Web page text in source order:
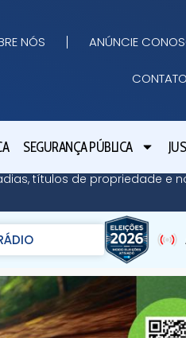
NÓS ANÚNCIE
CONTATO
SEGURANÇA PÚBLICA
títulos de propriedade e